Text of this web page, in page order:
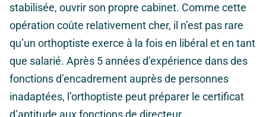
stabilisée, ouvrir son propre cabinet. Comme cette
opération coûte relativement cher, il n’est pas rare
qu’un orthoptiste exerce à la fois en libéral et en tant
que salarié. Après 5 années d’expérience dans des
fonctions d’encadrement auprès de personnes
inadaptées, l’orthoptiste peut préparer le certificat
d’aptitude aux fonctions de directeur